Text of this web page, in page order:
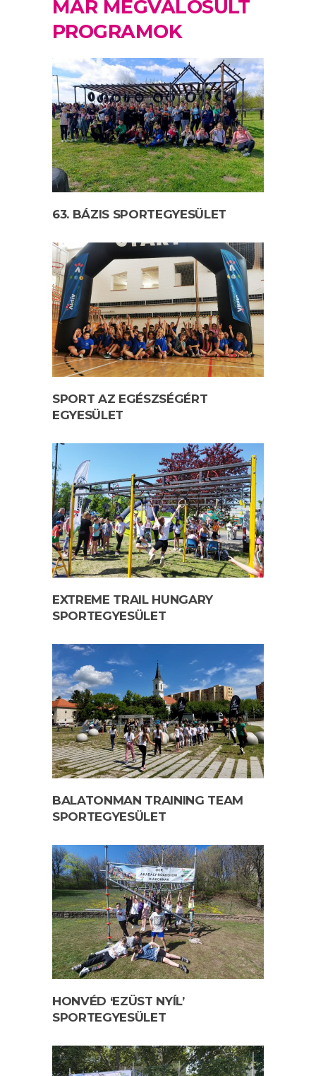
MÁR MEGVALÓSULT
PROGRAMOK
63. BÁZIS SPORTEGYESÜLET
SPORT AZ EGÉSZSÉGÉRT
EGYESÜLET
EXTREME TRAIL HUNGARY
SPORTEGYESÜLET
BALATONMAN TRAINING TEAM
SPORTEGYESÜLET
HONVÉD ‘EZÜST NYÍL’
SPORTEGYESÜLET